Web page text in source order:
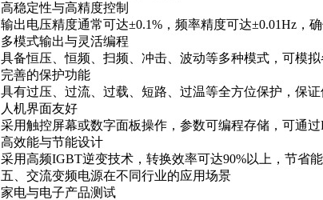
高稳定性与高精度控制
输出电压精度通常可达±0.1%，频率精度可达±0.01Hz，
多模式输出与灵活编程
具备恒压、恒频、扫频、冲击、波动等多种模式，可模
完善的保护功能
具有过压、过流、过载、短路、过温等全方位保护，保证
人机界面友好
采用触控屏幕或数字面板操作，参数可编程存储，可通
高效能与节能设计
采用高频IGBT逆变技术，转换效率可达90%以上，节省
五、交流变频电源在不同行业的应用场景
家电与电子产品测试